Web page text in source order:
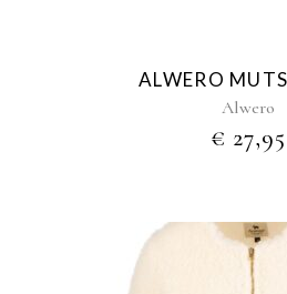
op
de
ALWERO
Alwero
€ 27,95